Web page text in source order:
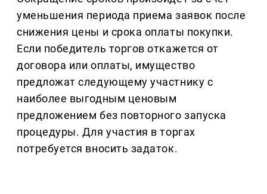
уменьшения периода приема заявок после
снижения цены и срока оплаты покупки.
Если победитель торгов откажется от
договора или оплаты, имущество
предложат следующему участнику с
наиболее выгодным ценовым
предложением без повторного запуска
процедуры. Для участия в торгах
потребуется вносить задаток.